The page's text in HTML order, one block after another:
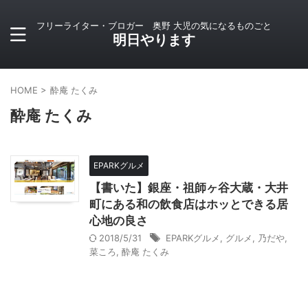
フリーライター・ブロガー 奥野 大児の気になるものごと
明日やります
HOME > 酔庵 たくみ
酔庵 たくみ
EPARKグルメ
【書いた】銀座・祖師ヶ谷大蔵・大井
町にある和の飲食店はホッとできる居
心地の良さ
2018/5/31 EPARKグルメ グルメ 乃だや
菜ころ
酔庵 たくみ